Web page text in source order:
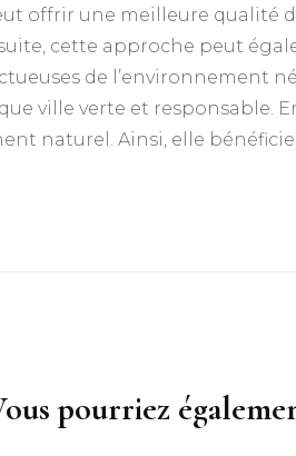
offrir une meilleure qualité
cette approche peut
de l’environnement
ville verte et
naturel. Ainsi, elle
pourriez